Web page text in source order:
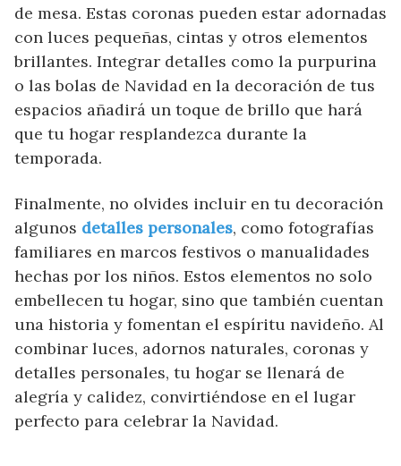
de mesa. Estas coronas pueden estar adornadas
con luces pequeñas, cintas y otros elementos
brillantes. Integrar detalles como la purpurina
o las bolas de Navidad en la decoración de tus
espacios añadirá un toque de brillo que hará
que tu hogar resplandezca durante la
temporada.
Finalmente, no olvides incluir en tu decoración
algunos detalles personales, como fotografías
familiares en marcos festivos o manualidades
hechas por los niños. Estos elementos no solo
embellecen tu hogar, sino que también cuentan
una historia y fomentan el espíritu navideño. Al
combinar luces, adornos naturales, coronas y
detalles personales, tu hogar se llenará de
alegría y calidez, convirtiéndose en el lugar
perfecto para celebrar la Navidad.